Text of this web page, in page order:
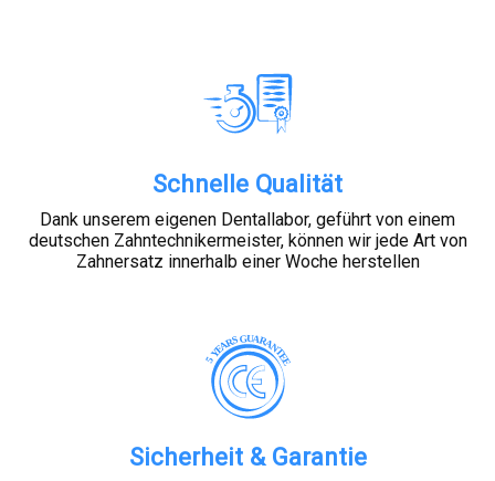
Schnelle Qualität
Dank unserem eigenen Dentallabor, geführt von einem
deutschen Zahntechnikermeister, können wir jede Art von
Zahnersatz innerhalb einer Woche herstellen
Sicherheit & Garantie